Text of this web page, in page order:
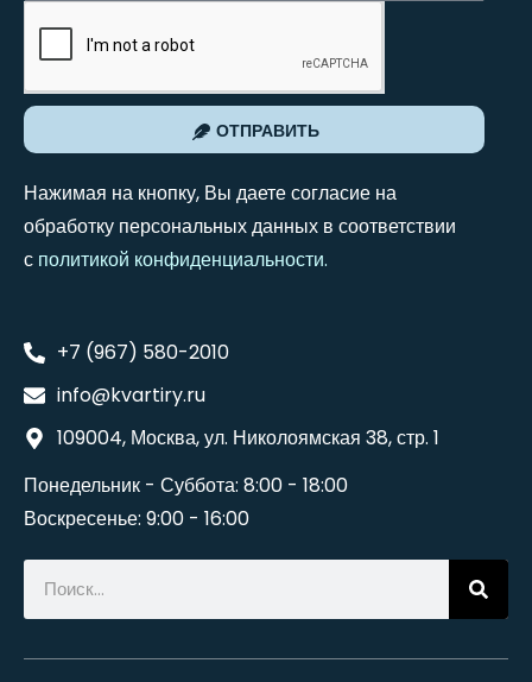
ОТПРАВИТЬ
Нажимая на кнопку, Вы даете согласие на
обработку персональных данных в соответствии
с политикой конфиденциальности.
+7 (967) 580-2010
info@kvartiry.ru
109004, Москва, ул. Николоямская 38, стр. 1
Понедельник - Суббота: 8:00 - 18:00
Воскресенье: 9:00 - 16:00